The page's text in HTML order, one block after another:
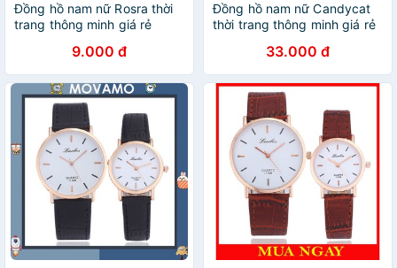
Đồng hồ nam nữ Rosra thời
trang thông minh giá rẻ
9.000 đ
Đồng hồ nam nữ Candycat
thời trang thông minh giá rẻ
33.000 đ